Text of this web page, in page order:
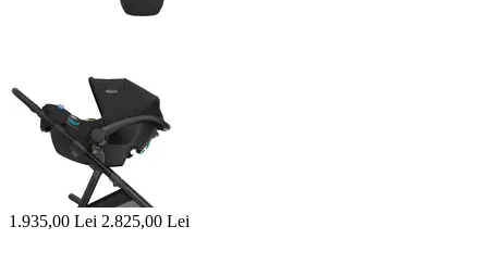
1.935,00 Lei 2.825,00 Lei